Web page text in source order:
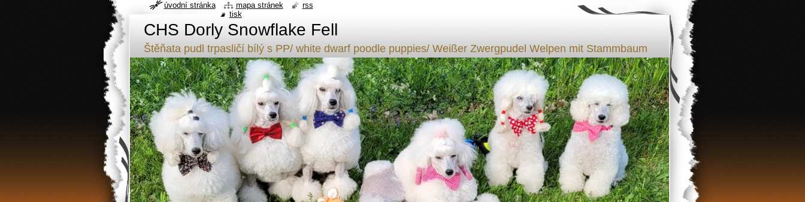
CHS Dorly Snowflake Fell
Štěňata pudl trpasličí bílý s PP/ white dwarf poodle puppies/ Weißer Zwergpudel Welpen mit Stammbaum
úvodní stránka mapa stránek
rss
tisk